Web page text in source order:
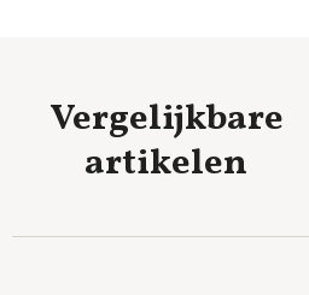
Vergelijkbare
artikelen